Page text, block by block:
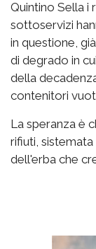
Quintino Sella i
sottoservizi
in questione,
di degrado in
della
contenitori
La speranza è
rifiuti,
dell'erba che